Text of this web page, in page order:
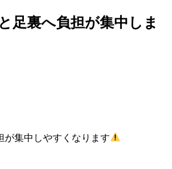
足裏へ負担が集中しま
が集中しやすくなります